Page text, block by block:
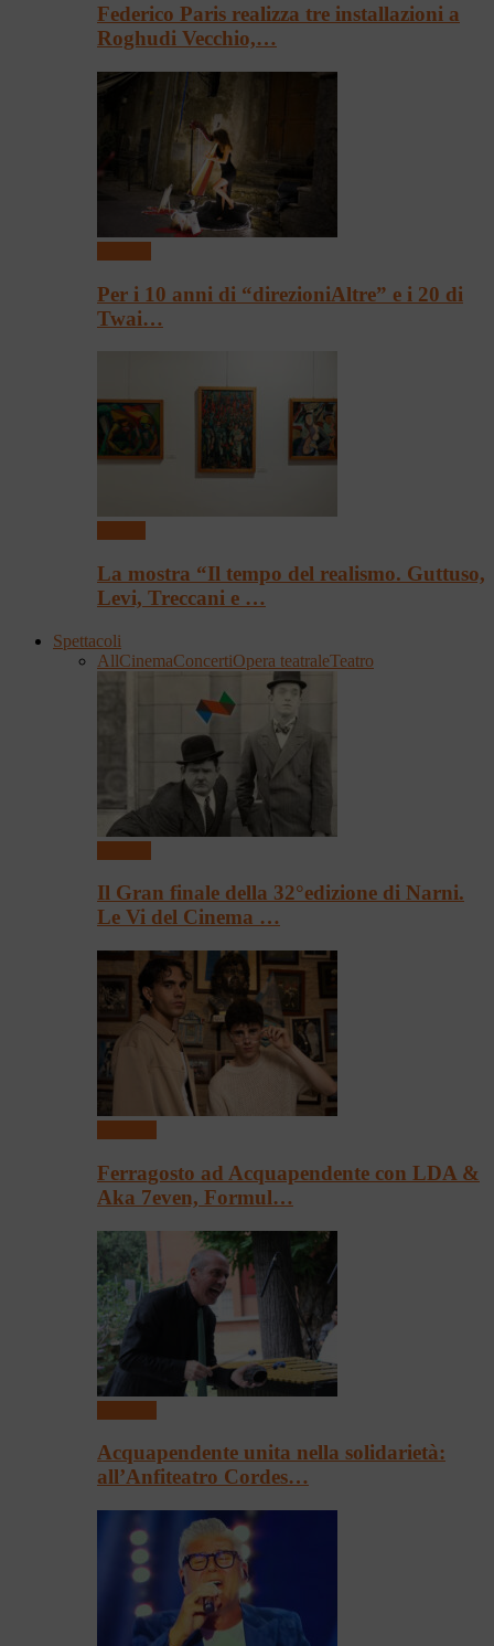
Federico Paris realizza tre installazioni a
Roghudi Vecchio,…
Per i 10 anni di “direzioniAltre” e i 20 di
Twai…
La mostra “Il tempo del realismo. Guttuso,
Levi, Treccani e …
Spettacoli
AllCinemaConcertiOpera teatraleTeatro
Il Gran finale della 32°edizione di Narni.
Le Vi del Cinema …
Ferragosto ad Acquapendente con LDA &
Aka 7even, Formul…
Acquapendente unita nella solidarietà:
all’Anfiteatro Cordes…